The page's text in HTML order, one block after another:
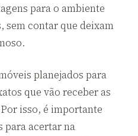
para o ambiente
sem contar que deixam
planejados para
que vão receber as
isso, é importante
para acertar na